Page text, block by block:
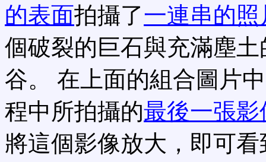
的表面拍攝了一連串的照
個破裂的巨石與充滿塵
谷。 在上面的組合圖片
程中所拍攝的最後一張影
將這個影像放大，即可